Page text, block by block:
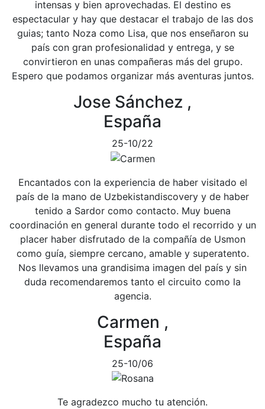
intensas y bien aprovechadas. El destino es
espectacular y hay que destacar el trabajo de las dos
guias; tanto Noza como Lisa, que nos enseñaron su
país con gran profesionalidad y entrega, y se
convirtieron en unas compañeras más del grupo.
Espero que podamos organizar más aventuras juntos.
Jose Sánchez ,
España
25-10/22
Encantados con la experiencia de haber visitado el
país de la mano de Uzbekistandiscovery y de haber
tenido a Sardor como contacto. Muy buena
coordinación en general durante todo el recorrido y un
placer haber disfrutado de la compañía de Usmon
como guía, siempre cercano, amable y superatento.
Nos llevamos una grandisima imagen del país y sin
duda recomendaremos tanto el circuito como la
agencia.
Carmen ,
España
25-10/06
Te agradezco mucho tu atención.